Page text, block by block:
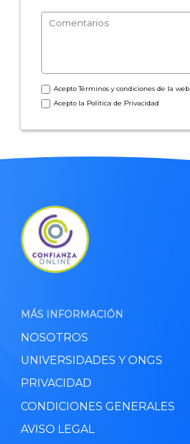
AceptoTérminos y condicionesde la web
Acepto la Política de Privacidad
MÁS INFORMACIÓN
NOSOTROS
UNIVERSIDADES Y ONGS
PRIVACIDAD
CONDICIONES GENERALES
AVISO LEGAL